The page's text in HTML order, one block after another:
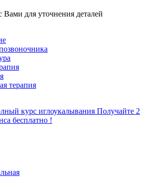
Вами для уточнения деталей
терапия
курс иглоукалывания Получайте 2
бесплатно !